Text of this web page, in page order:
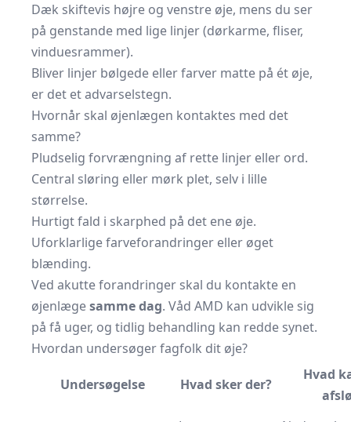
Dæk skiftevis højre og venstre øje, mens du ser
på genstande med lige linjer (dørkarme, fliser,
vinduesrammer).
Bliver linjer bølgede eller farver matte på ét øje,
er det et advarselstegn.
Hvornår skal øjenlægen kontaktes med det
samme?
Pludselig forvrængning af rette linjer eller ord.
Central sløring eller mørk plet, selv i lille
størrelse.
Hurtigt fald i skarphed på det ene øje.
Uforklarlige farveforandringer eller øget
blænding.
Ved akutte forandringer skal du kontakte en
øjenlægesamme dag. Våd AMD kan udvikle sig
på få uger, og tidlig behandling kan redde synet.
Hvordan undersøger fagfolk dit øje?
Undersøgelse Hvad sker der?
Hvad